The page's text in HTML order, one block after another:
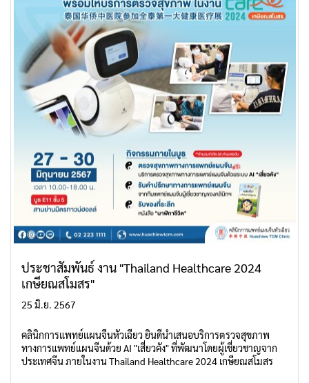
ประชาสัมพันธ์ งาน "Thailand Healthcare 2024
เกษียณสโมสร"
25 มิ.ย. 2567
คลินิกการแพทย์แผนจีนหัวเฉียว ยินดีนำเสนอบริการตรวจสุขภาพ
ทางการแพทย์แผนจีนด้วย AI "เสี่ยวคัง" ที่พัฒนาโดยผู้เชี่ยวชาญจาก
ประเทศจีน ภายในงาน Thailand Healthcare 2024 เกษียณสโมสร